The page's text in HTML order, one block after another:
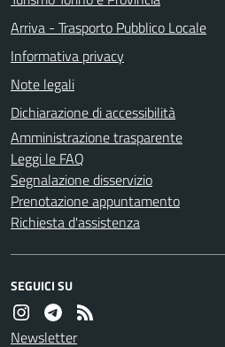
Arriva - Trasporto Pubblico Locale
Informativa privacy
Note legali
Dichiarazione di accessibilità
Amministrazione trasparente
Leggi le FAQ
Segnalazione disservizio
Prenotazione appuntamento
Richiesta d'assistenza
SEGUICI SU
Newsletter